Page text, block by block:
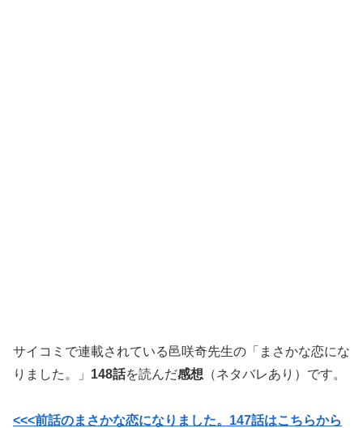
サイコミで連載されている邑咲奇先生の「まさかな恋にな
りました。」 148話を読んだ感想 （ネタバレあり）です。
<<<前話のまさかな恋になりました。147話はこちらから